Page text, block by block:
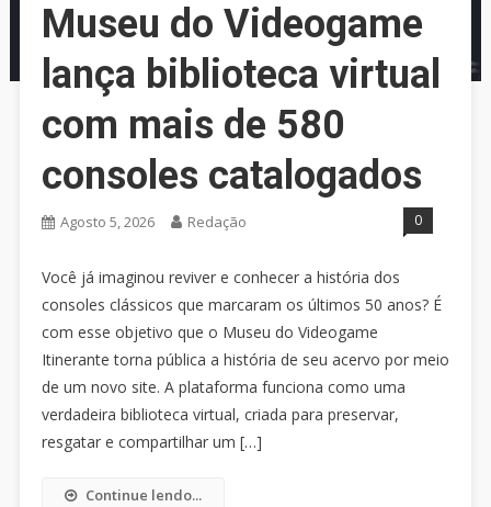
Museu do Videogame
lança biblioteca virtual
com mais de 580
consoles catalogados
Agosto 5, 2026 Redação 0
Você já imaginou reviver e conhecer a história dos
consoles clássicos que marcaram os últimos 50 anos? É
com esse objetivo que o Museu do Videogame
Itinerante torna pública a história de seu acervo por meio
de um novo site. A plataforma funciona como uma
verdadeira biblioteca virtual, criada para preservar,
resgatar e compartilhar um […]
Continue lendo...